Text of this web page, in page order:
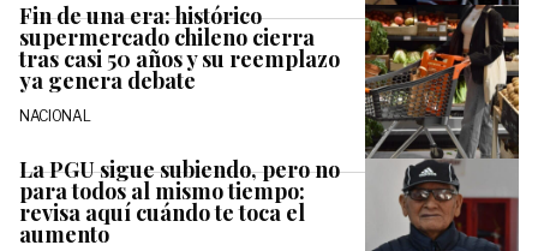
Fin de una era: histórico
supermercado chileno cierra
tras casi 50 años y su reemplazo
ya genera debate
NACIONAL
La PGU sigue subiendo, pero no
para todos al mismo tiempo:
revisa aquí cuándo te toca el
aumento